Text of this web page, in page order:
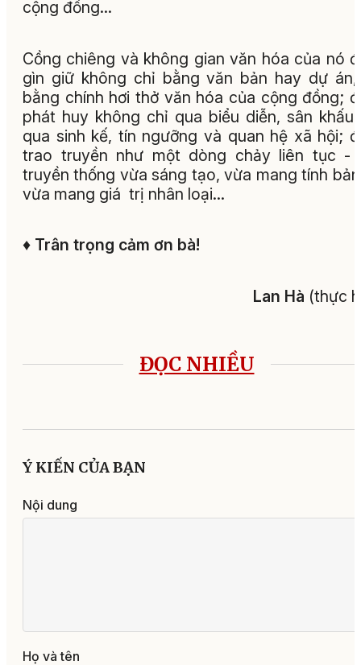
cộng đồng…
Cồng chiêng và không gian văn hóa của nó
gìn giữ không chỉ bằng văn bản hay dự án,
bằng chính hơi thở văn hóa của cộng đồng;
phát huy không chỉ qua biểu diễn, sân
qua sinh kế, tín ngưỡng và quan hệ xã hội;
trao truyền như một dòng chảy liên tục -
truyền thống vừa sáng tạo, vừa mang tính
vừa mang giá trị nhân loại…
♦ Trân trọng cảm ơn bà!
Lan Hà (thực
ĐỌC NHIỀU
Ý KIẾN CỦA BẠN
Nội dung
Họ và tên